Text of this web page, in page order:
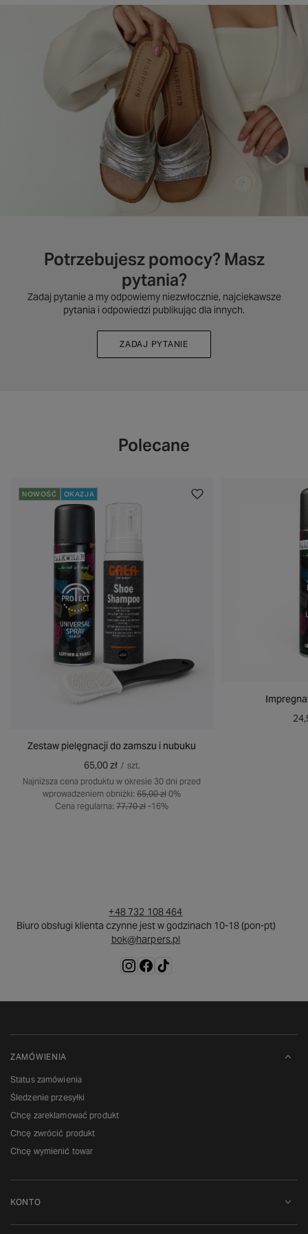
Potrzebujesz pomocy? Masz
pytania?
Zadaj pytanie a my odpowiemy niezwłocznie, najciekawsze
pytania i odpowiedzi publikując dla innych.
ZADAJ PYTANIE
Polecane
NOWOŚĆ OKAZJA
Zestaw pielęgnacji do zamszu i nubuku
65,00 zł / szt.
Najniższa cena produktu w okresie 30 dni przed
wprowadzeniem obniżki:65,00 zł 0%
Cena regularna:77,70 zł -16%
+48 732 108 464
Biuro obsługi klienta czynne jest w godzinach 10-18 (pon-pt)
bok@harpers.pl
ZAMÓWIENIA
Status zamówienia
Śledzenie przesyłki
Chcę zareklamować produkt
Chcę zwrócić produkt
Chcę wymienić towar
KONTO